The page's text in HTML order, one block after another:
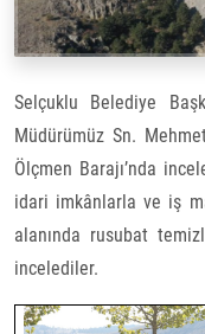
Selçuklu Belediye
Müdürümüz Sn.
Ölçmen Barajı’nda
idari imkânlarla ve iş
alanında rusubat
incelediler.